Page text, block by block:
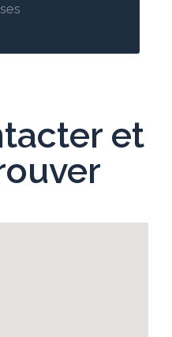
et